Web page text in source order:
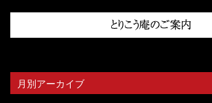
月別アーカイブ